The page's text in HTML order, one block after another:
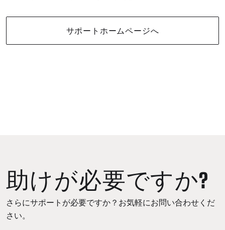
サポートホームページへ
助けが必要ですか?
さらにサポートが必要ですか？お気軽にお問い合わせくだ
さい。